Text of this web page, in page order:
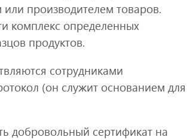
производителем товаров.
комплекс определенных
продуктов.
сотрудниками
(он служит основанием для
добровольный сертификат на